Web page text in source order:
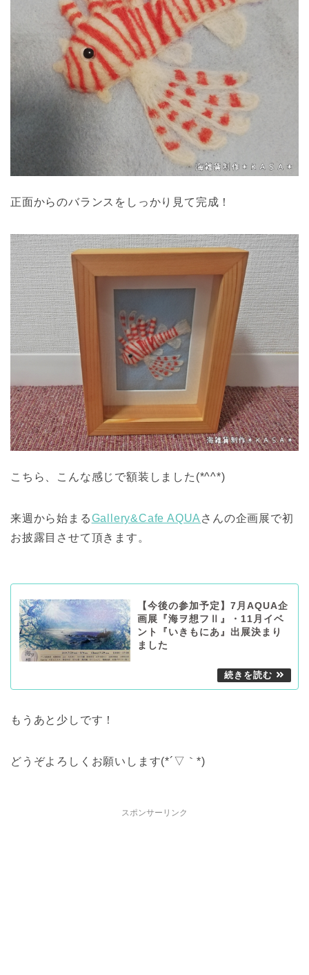
正面からのバランスをしっかり見て完成！
こちら、こんな感じで額装しました(*^^*)
来週から始まるGallery&Cafe AQUA さんの企画展で初
お披露目させて頂きます。
【今後の参加予定】7月AQUA企
画展『海ヲ想フⅡ』・11月イベ
ント『いきもにあ』出展決まり
ました
もうあと少しです！
どうぞよろしくお願いします(*´▽｀*)
スポンサーリンク